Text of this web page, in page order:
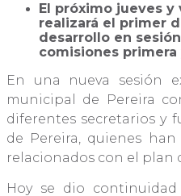
El próximo jueves y
realizará el primer
desarrollo en
comisiones primera
En una nueva sesión
municipal de Pereira
diferentes secretarios y
de Pereira, quienes
relacionados con el plan
Hoy se dio